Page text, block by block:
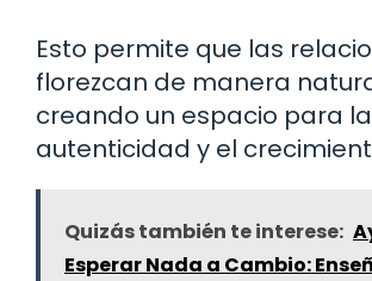
Esto permite que las
florezcan de manera
creando un espacio para la
autenticidad y el
Quizás también te interese:
Esperar Nada a Cambio: